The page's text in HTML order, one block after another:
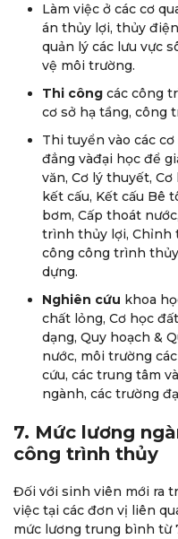
Làm việc ở các cơ
án thủy lợi, thủy
quản lý các lưu vực
vệ môi trường.
Thi công các công
cơ sở hạ tầng, công
Thi tuyển vào các
đẳng vàđại học để
văn, Cơ lý thuyết,
kết cấu, Kết cấu Bê
bơm, Cấp thoát
trình thủy lợi, Chỉnh
công công trình
dựng.
Nghiên cứu khoa
chất lỏng, Cơ học
dạng, Quy hoạch &
nước, môi trường
cứu, các trung tâm
ngành, các trường
7. Mức lương
công trình thủy
Đối với sinh viên mới ra
việc tại các đơn vị liên
mức lương trung bình từ